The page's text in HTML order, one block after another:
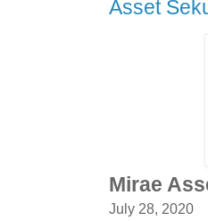
Asset
Mirae
July 28, 2020